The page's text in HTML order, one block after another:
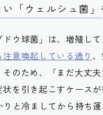
「ウェルシュ菌
ウ球菌」は、増殖し
意喚起している通り
のため、「まだ大丈
を引き起こすケースが
と冷ましてから持ち運